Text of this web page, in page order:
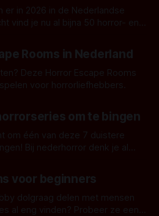
er in 2026 in de Nederlandse
vind je nu al bijna 50 horror- en
Rooms in Nederland
Deze Horror Escape Rooms
voor horrorliefhebbers.
om te bingen
om één van deze 7 duistere
je al
Maar Nederlandse horror
een aantal Nederlandse tv-
series uit het duistere of horrorgenre. Als
voor beginners
dolgraag delen met mensen
al eng vinden? Probeer ze eens